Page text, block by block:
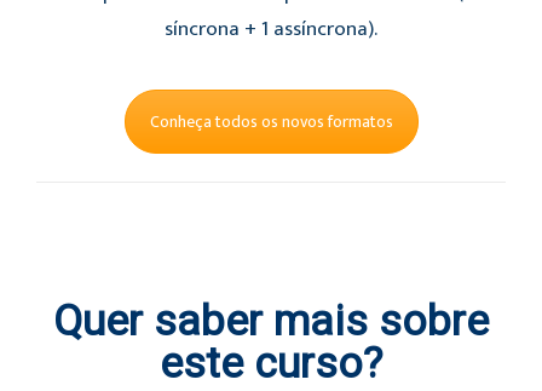
síncrona + 1 assíncrona).
Conheça todos os novos formatos
Quer saber mais sobre
este curso?